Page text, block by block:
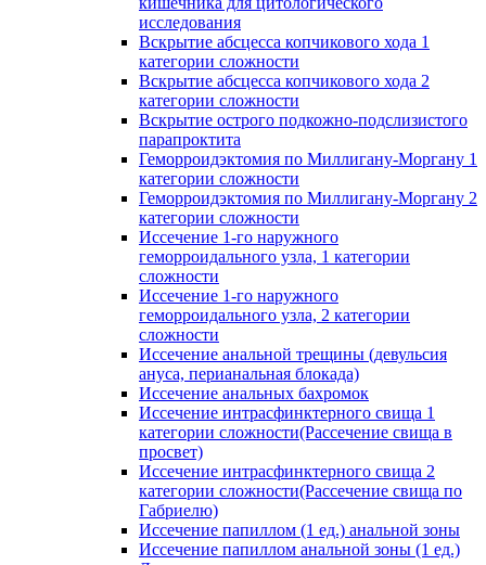
исследования
Вскрытие абсцесса копчикового хода 1
категории сложности
Вскрытие абсцесса копчикового хода 2
категории сложности
Вскрытие острого подкожно-подслизистого
парапроктита
Геморроидэктомия по Миллигану-Моргану 1
категории сложности
Геморроидэктомия по Миллигану-Моргану 2
категории сложности
Иссечение 1-го наружного
геморроидального узла, 1 категории
сложности
Иссечение 1-го наружного
геморроидального узла, 2 категории
сложности
Иссечение анальной трещины (девульсия
ануса, перианальная блокада)
Иссечение анальных бахромок
Иссечение интрасфинктерного свища 1
категории сложности(Рассечение свища в
просвет)
Иссечение интрасфинктерного свища 2
категории сложности(Рассечение свища по
Габриелю)
Иссечение папиллом (1 ед.) анальной зоны
Иссечение папиллом анальной зоны (1 ед.)